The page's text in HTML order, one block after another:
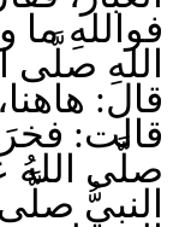
فواللهِ
اللهِ صلَّى
قال:
قالت:
صلَّى اللهُ
النبيُّ